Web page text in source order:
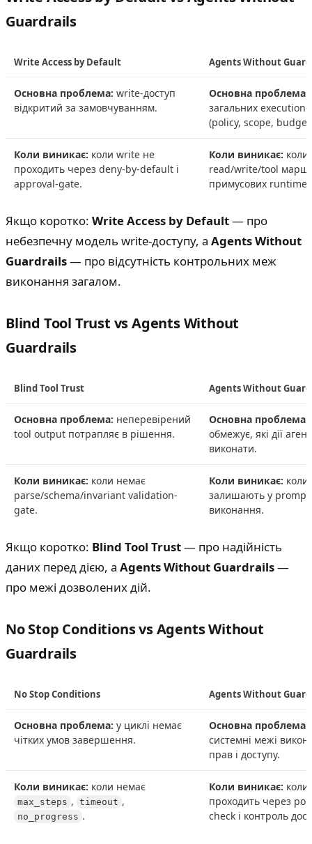
Guardrails
Write Access by Default Agents Without
Основна проблема: write-доступ
відкритий за замовчуванням.
Основна проблема:
загальних
(policy, scope,
Коли виникає: коли write не
проходить через deny-by-default і
approval-gate.
Коли виникає: коли
read/write/tool
примусових
Якщо коротко: Write Access by Default— про
небезпечну модель write-доступу, а Agents Without
Guardrails— про відсутність контрольних меж
виконання загалом.
Blind Tool Trust vs Agents Without
Guardrails
Blind Tool Trust Agents Without
Основна проблема: неперевірений
tool output потрапляє в рішення.
Основна проблема:
обмежує, які дії
виконати.
Коли виникає: коли немає
parse/schema/invariant validation-
gate.
Коли виникає:
залишають у
виконання.
Якщо коротко: Blind Tool Trust— про надійність
даних перед дією, а Agents Without Guardrails—
про межі дозволених дій.
No Stop Conditions vs Agents Without
Guardrails
No Stop Conditions Agents Without
Основна проблема: у циклі немає
чітких умов завершення.
Основна проблема:
системні межі
прав і доступу.
Коли виникає: коли немає
max_steps , timeout ,
no_progress .
Коли виникає:
проходить через
check і контроль